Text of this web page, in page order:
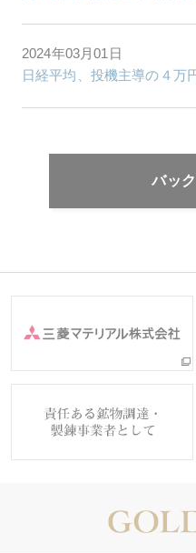
2024年03月01日
日経平均、投機主導の４万
バッ